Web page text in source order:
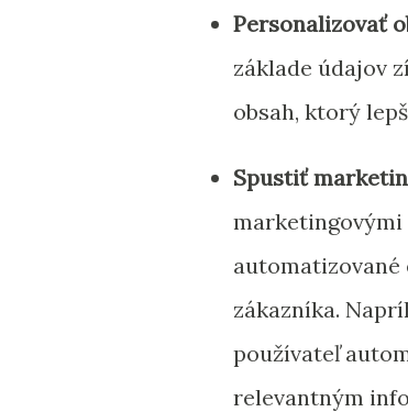
Personalizovať
základe údajov
obsah, ktorý
Spustiť
zákazníka.
používateľ
relevantným